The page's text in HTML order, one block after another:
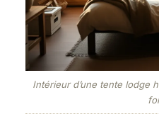
Intérieur d’une tente lodge